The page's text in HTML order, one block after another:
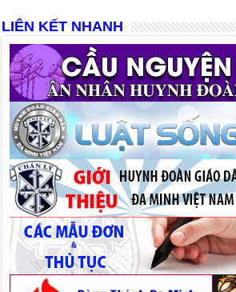
LIÊN KẾT NHANH